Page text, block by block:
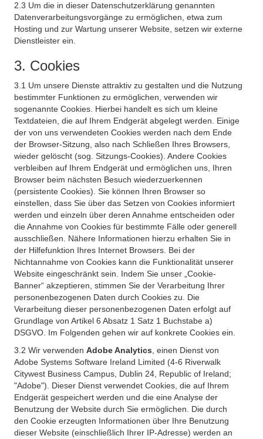
2.3 Um die in dieser Datenschutzerklärung genannten
Datenverarbeitungsvorgänge zu ermöglichen, etwa zum
Hosting und zur Wartung unserer Website, setzen wir externe
Dienstleister ein.
3. Cookies
3.1 Um unsere Dienste attraktiv zu gestalten und die Nutzung
bestimmter Funktionen zu ermöglichen, verwenden wir
sogenannte Cookies. Hierbei handelt es sich um kleine
Textdateien, die auf Ihrem Endgerät abgelegt werden. Einige
der von uns verwendeten Cookies werden nach dem Ende
der Browser-Sitzung, also nach Schließen Ihres Browsers,
wieder gelöscht (sog. Sitzungs-Cookies). Andere Cookies
verbleiben auf Ihrem Endgerät und ermöglichen uns, Ihren
Browser beim nächsten Besuch wiederzuerkennen
(persistente Cookies). Sie können Ihren Browser so
einstellen, dass Sie über das Setzen von Cookies informiert
werden und einzeln über deren Annahme entscheiden oder
die Annahme von Cookies für bestimmte Fälle oder generell
ausschließen. Nähere Informationen hierzu erhalten Sie in
der Hilfefunktion Ihres Internet Browsers. Bei der
Nichtannahme von Cookies kann die Funktionalität unserer
Website eingeschränkt sein. Indem Sie unser „Cookie-
Banner“ akzeptieren, stimmen Sie der Verarbeitung Ihrer
personenbezogenen Daten durch Cookies zu. Die
Verarbeitung dieser personenbezogenen Daten erfolgt auf
Grundlage von Artikel 6 Absatz 1 Satz 1 Buchstabe a)
DSGVO. Im Folgenden gehen wir auf konkrete Cookies ein.
3.2 Wir verwenden Adobe Analytics , einen Dienst von
Adobe Systems Software Ireland Limited (4-6 Riverwalk
Citywest Business Campus, Dublin 24, Republic of Ireland;
"Adobe"). Dieser Dienst verwendet Cookies, die auf Ihrem
Endgerät gespeichert werden und die eine Analyse der
Benutzung der Website durch Sie ermöglichen. Die durch
den Cookie erzeugten Informationen über Ihre Benutzung
dieser Website (einschließlich Ihrer IP-Adresse) werden an